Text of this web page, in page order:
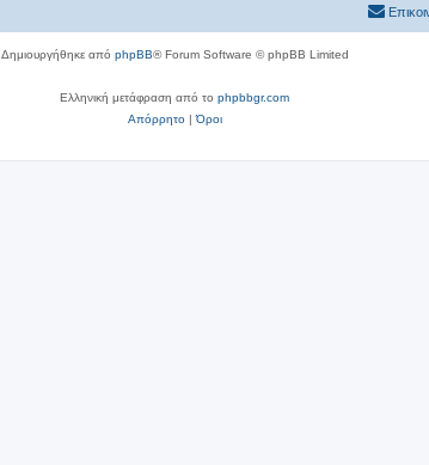
Δημιουργήθηκε από phpBB® Forum Software © phpBB Limited
Ελληνική μετάφραση από το phpbbgr.com
Απόρρητο|Όροι